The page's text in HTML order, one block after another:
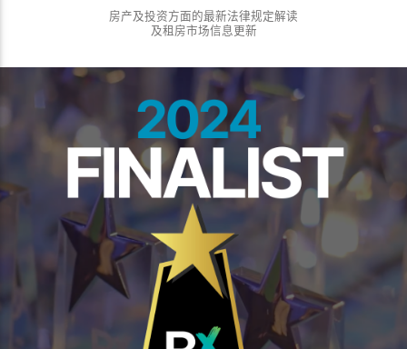
房产及投资方面的最新法律规定解读
及租房市场信息更新